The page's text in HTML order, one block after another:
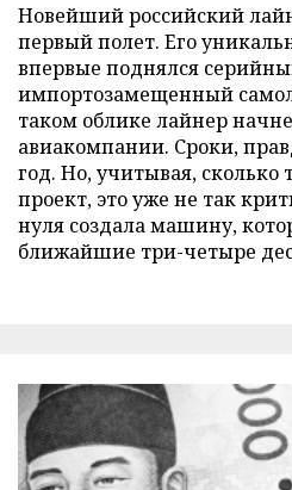
Новейший российский
первый полет. Его
впервые поднялся
импортозамещенный
таком облике лайнер
авиакомпании. Сроки,
год. Но, учитывая, сколько
проект, это уже не так
нуля создала машину,
ближайшие три-четыре